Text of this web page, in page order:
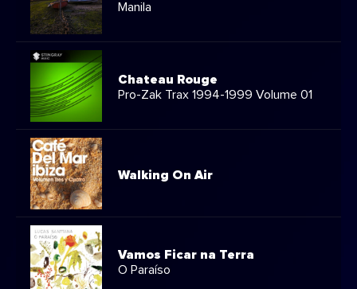
Manila
Chateau Rouge
Pro-Zak Trax 1994-1999 Volume 01
Walking On Air
Vamos Ficar na Terra
O Paraíso